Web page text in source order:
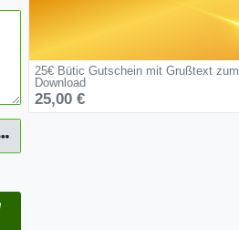
25€ Bütic Gutschein mit Grußtext zum
Download
25,00 €